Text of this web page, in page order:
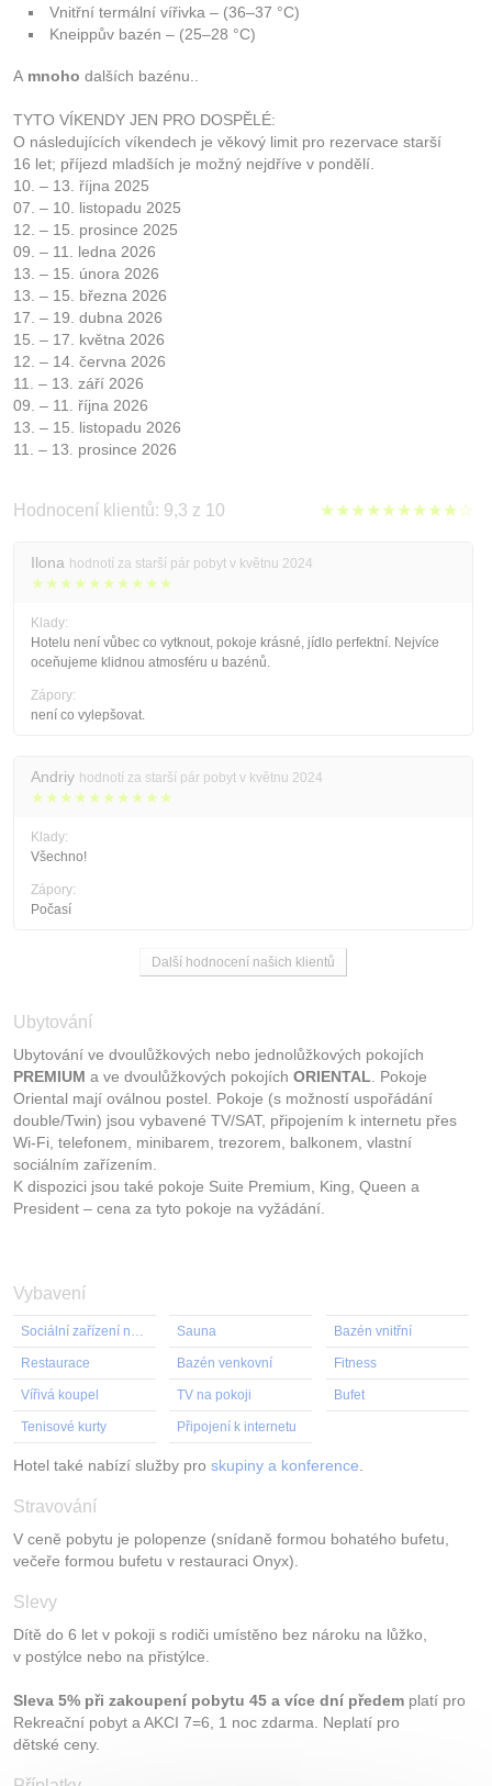
Vnitřní termální vířivka – (36–37 °C)
Kneippův bazén – (25–28 °C)
A mnoho dalších bazénu..
TYTO VÍKENDY JEN PRO DOSPĚLÉ:
O následujících víkendech je věkový limit pro rezervace starší
16 let; příjezd mladších je možný nejdříve v pondělí.
10. – 13. října 2025
07. – 10. listopadu 2025
12. – 15. prosince 2025
09. – 11. ledna 2026
13. – 15. února 2026
13. – 15. března 2026
17. – 19. dubna 2026
15. – 17. května 2026
12. – 14. června 2026
11. – 13. září 2026
09. – 11. října 2026
13. – 15. listopadu 2026
11. – 13. prosince 2026
Hodnocení klientů: 9,3 z 10 ★★★★★★★★★☆
Ilona hodnotí za starší pár pobyt v květnu 2024
★★★★★★★★★★
Klady:
Hotelu není vůbec co vytknout, pokoje krásné, jídlo perfektní. Nejvíce
oceňujeme klidnou atmosféru u bazénů.
Zápory:
není co vylepšovat.
Andriy hodnotí za starší pár pobyt v květnu 2024
★★★★★★★★★★
Klady:
Všechno!
Zápory:
Počasí
Další hodnocení našich klientů
Ubytování
Ubytování ve dvoulůžkových nebo jednolůžkových pokojích
PREMIUM a ve dvoulůžkových pokojích ORIENTAL. Pokoje
Oriental mají oválnou postel. Pokoje (s možností uspořádání
double/Twin) jsou vybavené TV/SAT, připojením k internetu přes
Wi-Fi, telefonem, minibarem, trezorem, balkonem, vlastní
sociálním zařízením.
K dispozici jsou také pokoje Suite Premium, King, Queen a
President – cena za tyto pokoje na vyžádání.
Vybavení
Sociální zařízení na pokoji Sauna Bazén vnitřní
Restaurace Bazén venkovní Fitness
Vířivá koupel TV na pokoji Bufet
Tenisové kurty Připojení k internetu
Hotel také nabízí služby pro skupiny a konference.
Stravování
V ceně pobytu je polopenze (snídaně formou bohatého bufetu,
večeře formou bufetu v restauraci Onyx).
Slevy
Dítě do 6 let v pokoji s rodiči umístěno bez nároku na lůžko,
v postýlce nebo na přistýlce.
Sleva 5% při zakoupení pobytu 45 a více dní předem platí pro
Rekreační pobyt a AKCI 7=6, 1 noc zdarma. Neplatí pro
dětské ceny.